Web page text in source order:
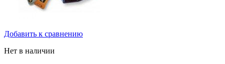
Добавить к сравнению
Нет в наличии